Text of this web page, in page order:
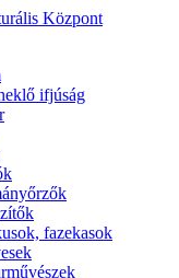
ifjúság
fazekasok